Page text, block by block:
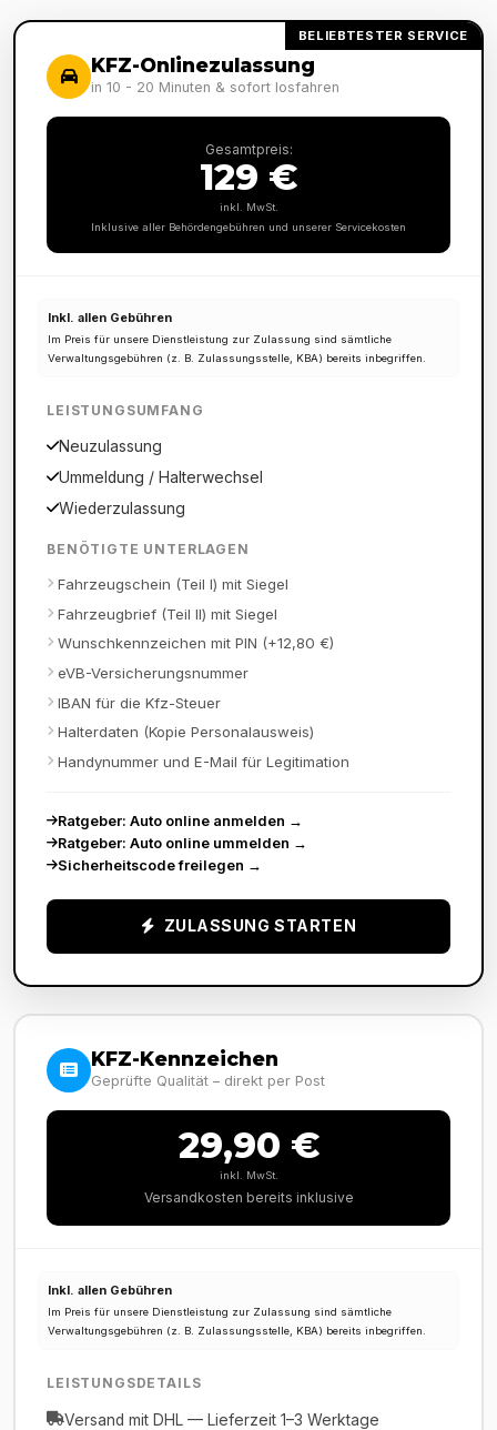
BELIEBTESTER SERVICE
KFZ-Onlinezulassung
in 10 - 20 Minuten & sofort losfahren
Gesamtpreis:
129 €
inkl. MwSt.
Inklusive aller Behördengebühren und unserer Servicekosten
Inkl. allen Gebühren
Im Preis für unsere Dienstleistung zur Zulassung sind sämtliche
Verwaltungsgebühren (z. B. Zulassungsstelle, KBA) bereits inbegriffen.
LEISTUNGSUMFANG
Neuzulassung
Ummeldung / Halterwechsel
Wiederzulassung
BENÖTIGTE UNTERLAGEN
Fahrzeugschein (Teil I) mit Siegel
Fahrzeugbrief (Teil II) mit Siegel
Wunschkennzeichen mit PIN (+12,80 €)
eVB-Versicherungsnummer
IBAN für die Kfz-Steuer
Halterdaten (Kopie Personalausweis)
Handynummer und E-Mail für Legitimation
Ratgeber: Auto online anmelden →
Ratgeber: Auto online ummelden →
Sicherheitscode freilegen →
ZULASSUNG STARTEN
KFZ-Kennzeichen
Geprüfte Qualität – direkt per Post
29,90 €
inkl. MwSt.
Versandkosten bereits inklusive
Inkl. allen Gebühren
Im Preis für unsere Dienstleistung zur Zulassung sind sämtliche
Verwaltungsgebühren (z. B. Zulassungsstelle, KBA) bereits inbegriffen.
LEISTUNGSDETAILS
Versand mit DHL — Lieferzeit 1–3 Werktage